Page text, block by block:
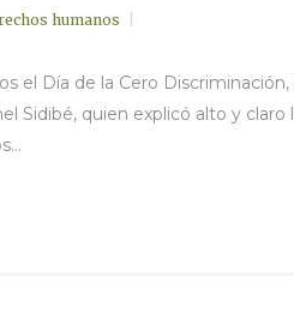
humanos
el Día de la Cero
Sidibé, quien explicó alto y